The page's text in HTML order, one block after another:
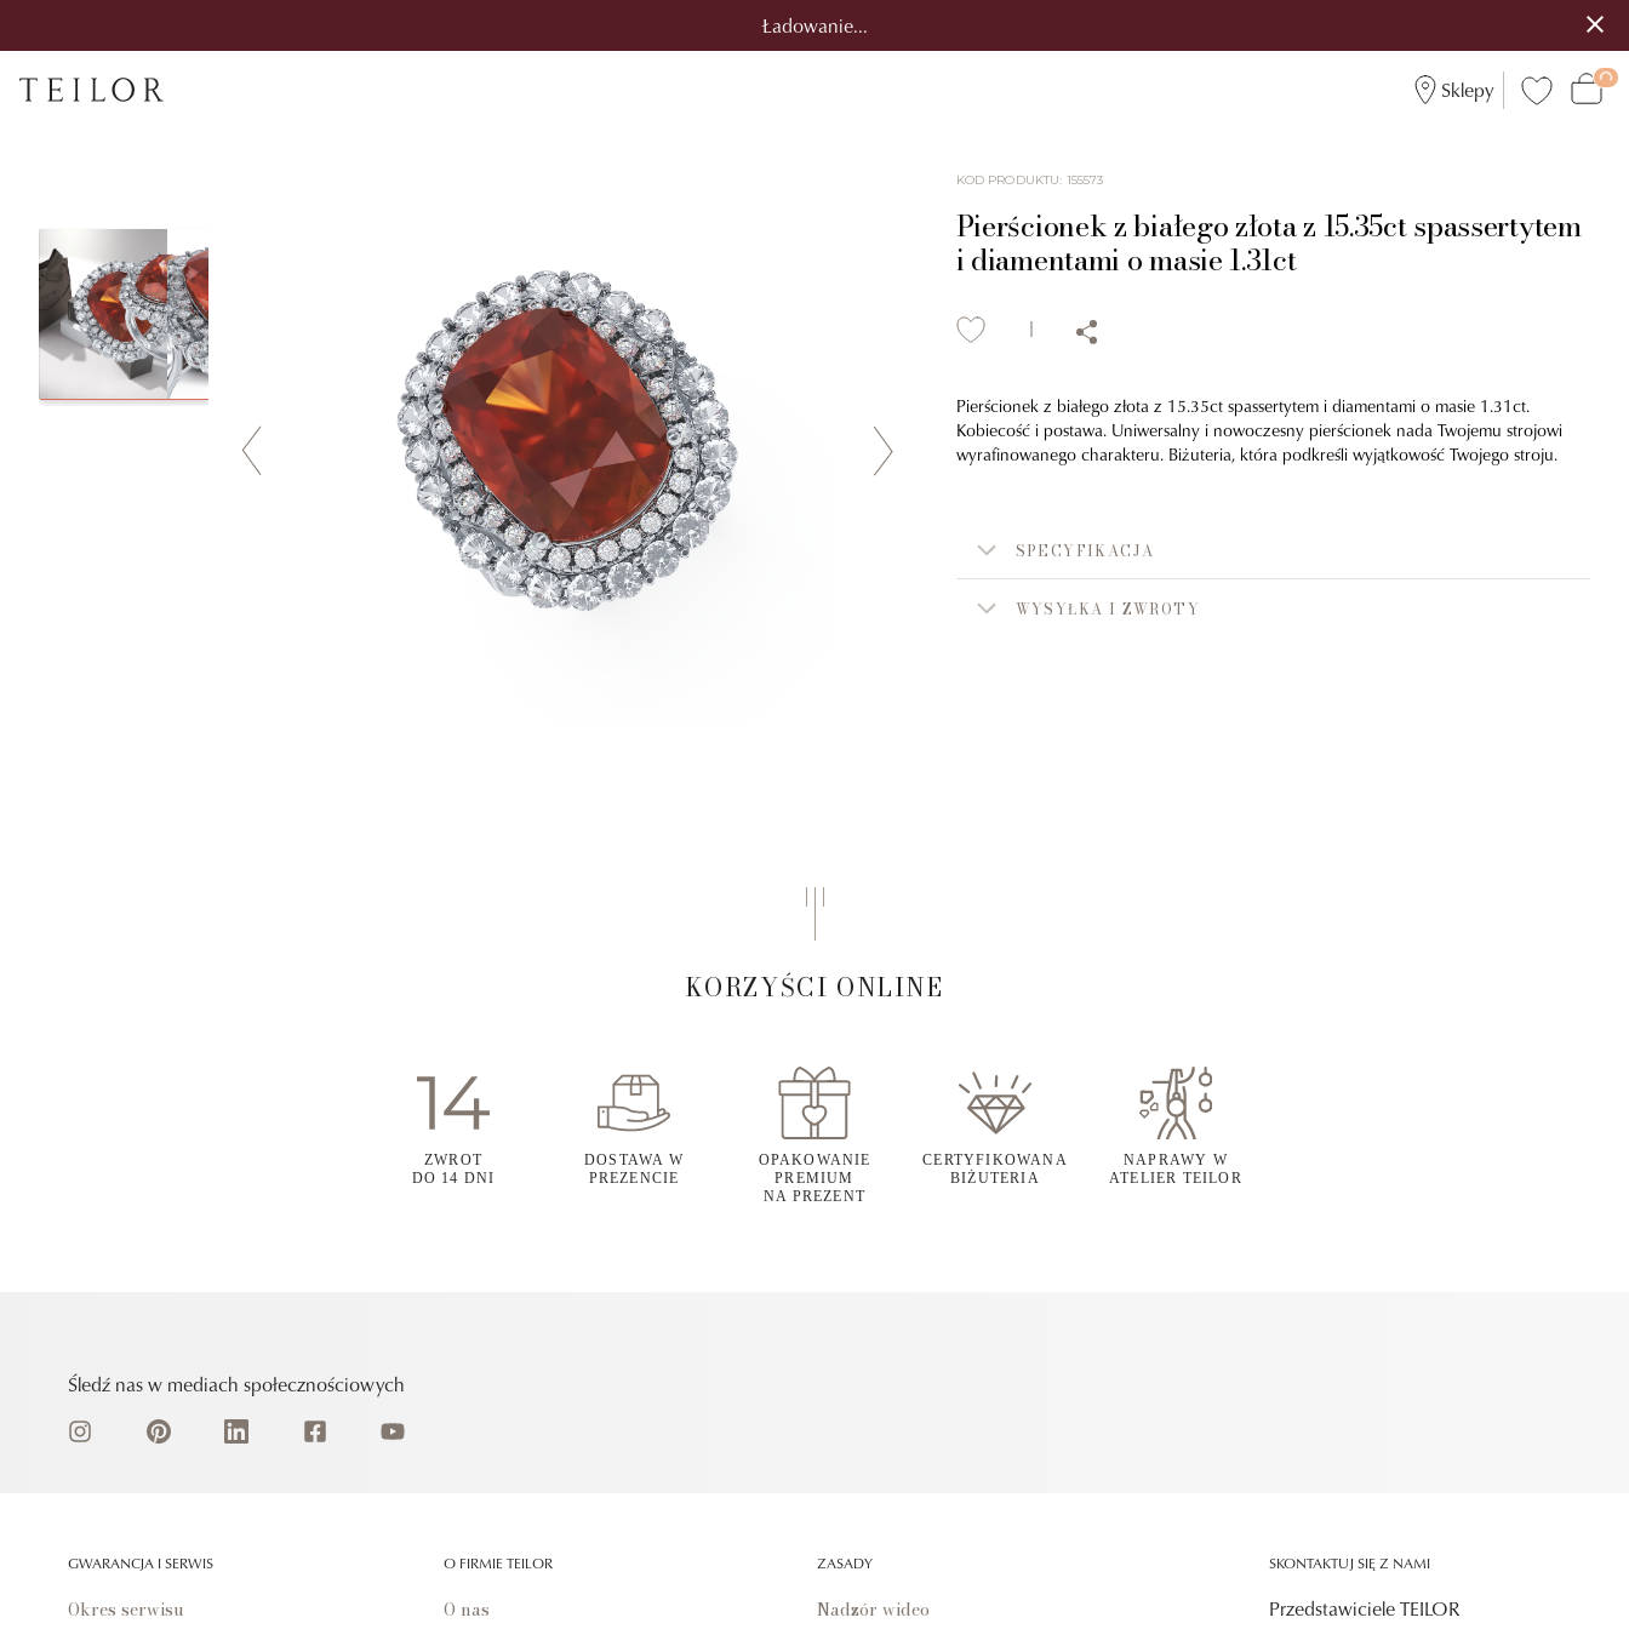
Ładowanie...
Sklepy
KOD PRODUKTU: 155573
Pierścionek z białego złota z 15.35ct spassertytem
i diamentami o masie 1.31ct
Pierścionek z białego złota z 15.35ct spassertytem i diamentami o masie 1.31ct.
Kobiecość i postawa. Uniwersalny i nowoczesny pierścionek nada Twojemu strojowi
wyrafinowanego charakteru. Biżuteria, która podkreśli wyjątkowość Twojego stroju.
SPECYFIKACJA
WYSYŁKA I ZWROTY
KORZYŚCI ONLINE
ZWROT
DO 14 DNI
DOSTAWA W
PREZENCIE
OPAKOWANIE
PREMIUM
NA PREZENT
CERTYFIKOWANA
BIŻUTERIA
NAPRAWY W
ATELIER TEILOR
Śledź nas w mediach społecznościowych
GWARANCJA I SERWIS
Okres serwisu
O FIRMIE TEILOR
O nas
ZASADY
Nadzór wideo
SKONTAKTUJ SIĘ Z NAMI
Przedstawiciele TEILOR